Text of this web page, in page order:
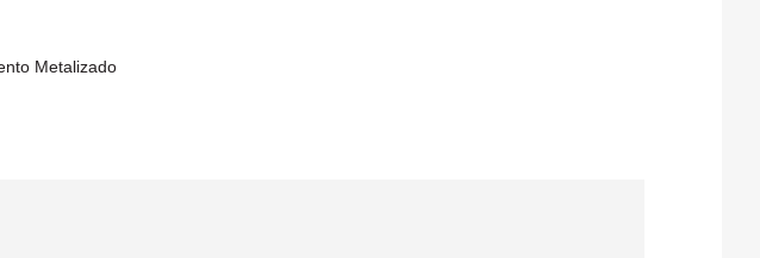
Metalizado